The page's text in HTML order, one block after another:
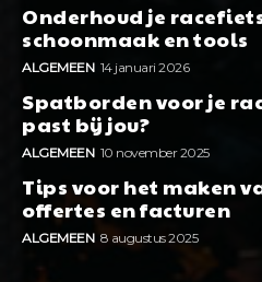
Onderhoud je
schoonmaak en tools
ALGEMEEN 14 januari 2026
Spatborden voor je
past bij jou?
ALGEMEEN 10 november 2025
Tips voor het maken
offertes en facturen
ALGEMEEN 8 augustus 2025